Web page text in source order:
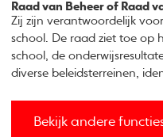
Raad van Beheer of Raad
Zij zijn verantwoordelijk
school. De raad ziet toe op
school, de
diverse beleidsterreinen,
Bekijk andere